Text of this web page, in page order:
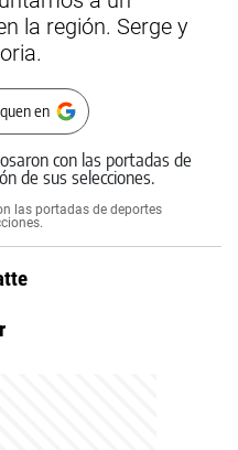
la región. Serge y
en
las portadas de deportes